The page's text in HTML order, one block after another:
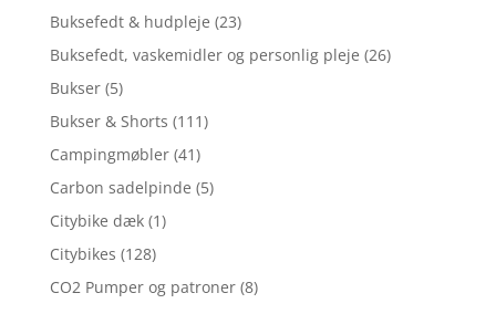
Buksefedt & hudpleje (23)
Buksefedt, vaskemidler og personlig pleje (26)
Bukser (5)
Bukser & Shorts (111)
Campingmøbler (41)
Carbon sadelpinde (5)
Citybike dæk (1)
Citybikes (128)
CO2 Pumper og patroner (8)